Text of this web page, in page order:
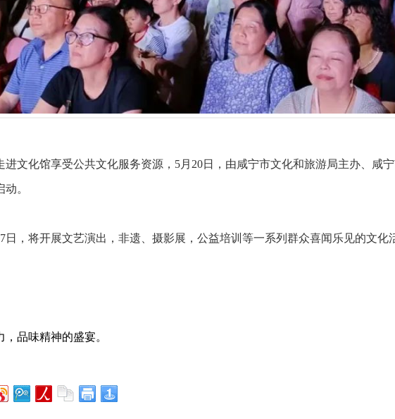
进文化馆享受公共文化服务资源，5月20日，由咸宁市文化和旅游局主办、咸
。
日，将开展文艺演出，非遗、摄影展，公益培训等一系列群众喜闻乐见的文
品味精神的盛宴。